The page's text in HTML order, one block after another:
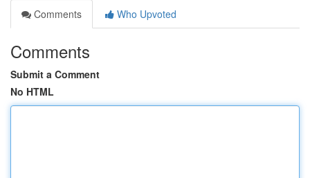
Comments
Who Upvoted
Comments
Submit a Comment
No HTML